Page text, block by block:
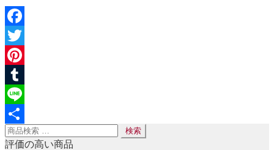
Facebook
Twitter
Pinterest
Tumblr
Line
共
検
索
検索
評価の高い商品